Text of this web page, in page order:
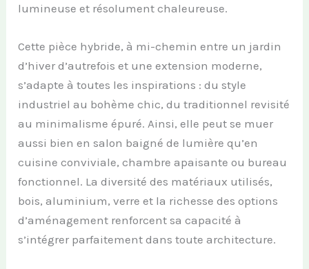
lumineuse et résolument chaleureuse.
Cette pièce hybride, à mi-chemin entre un jardin
d’hiver d’autrefois et une extension moderne,
s’adapte à toutes les inspirations : du style
industriel au bohème chic, du traditionnel revisité
au minimalisme épuré. Ainsi, elle peut se muer
aussi bien en salon baigné de lumière qu’en
cuisine conviviale, chambre apaisante ou bureau
fonctionnel. La diversité des matériaux utilisés,
bois, aluminium, verre et la richesse des options
d’aménagement renforcent sa capacité à
s’intégrer parfaitement dans toute architecture.